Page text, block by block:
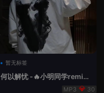
暂无标签
何以解忧 -🔥小明同学remix
30